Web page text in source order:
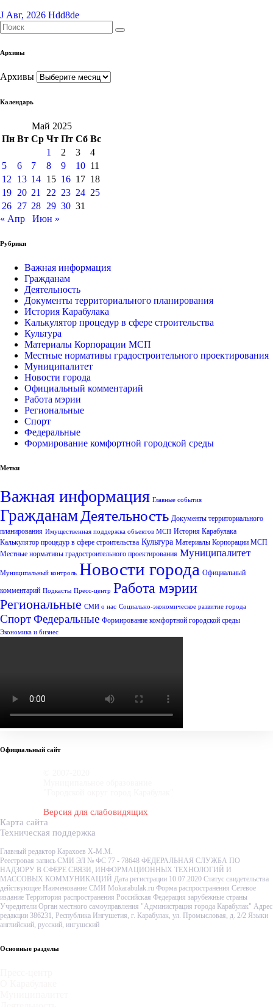
J Авг, 2026 Hdd8de
Архивы
Архивы
Календарь
Май 2025
Пн Вт Ср Чт Пт Сб Вс
1
2 3
4
5
6 7 8 9 10 11
12
13 14 15 16 17 18
19 20 21 22 23 24 25
26 27 28 29 30 31
« Апр
Июн »
Рубрики
Важная информация
Гражданам
Деятельность
Документы территориального планирования
История Карабулака
Калькулятор процедур в сфере строительства
Культура
Материалы Корпорации МСП
Местные нормативы градостроительного проектирования
Муниципалитет
Новости города
Официальный комментарий
Работа мэрии
Региональные
Спорт
Федеральные
Формирование комфортной городской среды
Метки
Важная информация Главные события
Гражданам Деятельность Документы территориального
планирования Имущественная поддержка объектов МСП История Карабулака
Калькулятор процедур в сфере строительства Культура Материалы Корпорации МСП
Местные нормативы градостроительного проектирования Муниципалитет
Муниципальный контроль Новости города Официальный
комментарий Подкасты Пресс-центр Работа мэрии
Региональные СМИ о нас Социально-экономическое развитие города
СпортФедеральные Формирование комфортной городской среды
Экономика и бизнес
Официальный сайт
Версия для слабовидящих
Карта сайта
Техническая поддержка
Главный редактор Карахоев Х-М.М.
Реестровая запись СМИ ЭЛ № ФС 77 - 78648 ФЕДЕРАЛЬНАЯ СЛУЖБА ПО
НАДЗОРУ В СФЕРЕ СВЯЗИ, ИНФОРМАЦИОННЫХ ТЕХНОЛОГИЙ И
МАССОВЫХ КОММУНИКАЦИЙ Дата регистрации 10.07.2020 Статус свидетельства
действующее Наименование СМИ Mokarabulak.ru Форма распространения Сетевое
издание Территория распространения Российская Федерация зарубежные страны
Учредители Орган местного самоуправления "Администрация города Карабулак" Адрес
редакции 386231, Республика Ингушетия, г. Карабулак, ул. Промысловая, д. 2/2 Языки
английский, русский, ингушский
Основные разделы